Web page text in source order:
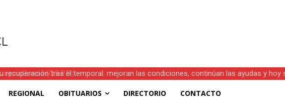
recuperación tras el temporal: mejoran las condiciones, continúan las ayudas y hoy
REGIONAL OBITUARIOS DIRECTORIO CONTACTO